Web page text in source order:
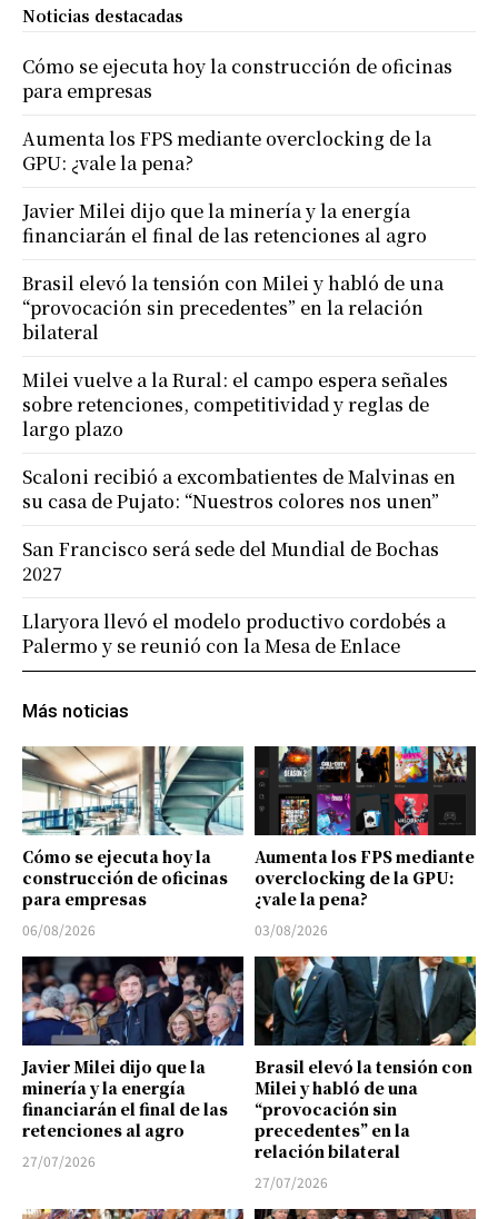
Más noticias
Cómo se ejecuta hoy la
construcción de oficinas
para empresas
06/08/2026
Aumenta los FPS mediante
overclocking de la GPU:
¿vale la pena?
03/08/2026
Javier Milei dijo que la
minería y la energía
financiarán el final de las
retenciones al agro
27/07/2026
Brasil elevó la tensión con
Milei y habló de una
“provocación sin
precedentes” en la
relación bilateral
27/07/2026
Noticias destacadas
Cómo se ejecuta hoy la construcción de oficinas
para empresas
Aumenta los FPS mediante overclocking de la
GPU: ¿vale la pena?
Javier Milei dijo que la minería y la energía
financiarán el final de las retenciones al agro
Brasil elevó la tensión con Milei y habló de una
“provocación sin precedentes” en la relación
bilateral
Milei vuelve a la Rural: el campo espera señales
sobre retenciones, competitividad y reglas de
largo plazo
Scaloni recibió a excombatientes de Malvinas en
su casa de Pujato: “Nuestros colores nos unen”
San Francisco será sede del Mundial de Bochas
2027
Llaryora llevó el modelo productivo cordobés a
Palermo y se reunió con la Mesa de Enlace